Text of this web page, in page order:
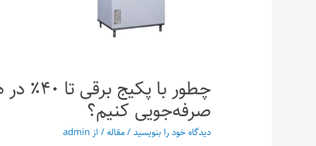
چطور با
صرفه‌جویی کنیم؟
دیدگاه‌ خود را بنویسید/مقاله/ از admin